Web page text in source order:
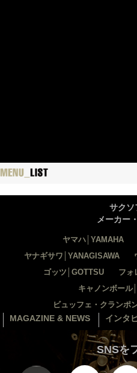
サクソ
メーカー
ヤマハ│YAMAHA
ヤナギサワ│YANAGISAWA
ゴッツ│GOTTSU
フォ
キャノンボール
ビュッフェ・クランポ
MAGAZINE & NEWS インタ
SNSを